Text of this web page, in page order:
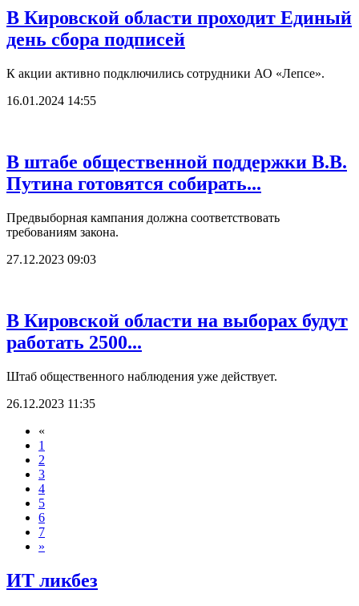
В Кировской области проходит Единый
день сбора подписей
К акции активно подключились сотрудники АО «Лепсе».
16.01.2024 14:55
В штабе общественной поддержки В.В.
Путина готовятся собирать...
Предвыборная кампания должна соответствовать
требованиям закона.
27.12.2023 09:03
В Кировской области на выборах будут
работать 2500...
Штаб общественного наблюдения уже действует.
26.12.2023 11:35
«
1
2
3
4
5
6
7
»
ИТ ликбез